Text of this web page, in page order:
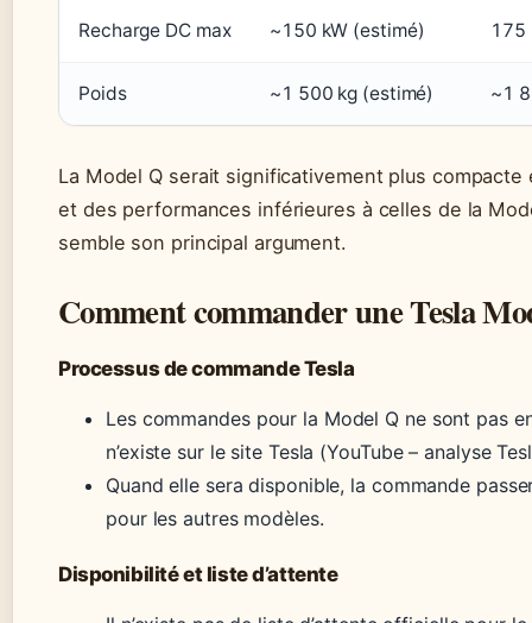
Recharge DC max ~150 kW (estimé) 175
Poids ~1 500 kg (estimé) ~1
La Model Q serait significativement plus
et des performances inférieures à celles de la
semble son principal argument.
Comment commander une Tesla
Processus de commande Tesla
Les commandes pour la Model Q ne sont pas
n’existe sur le site Tesla (YouTube – analyse
Quand elle sera disponible, la commande
pour les autres modèles.
Disponibilité et liste d’attente